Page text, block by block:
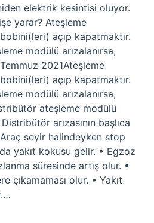
elektrik kesintisi oluyor.
yarar? Ateşleme
açıp kapatmaktır.
modülü arızalanırsa,
2021Ateşleme
açıp kapatmaktır.
modülü arızalanırsa,
ateşleme modülü
Distribütör arızasının başlıca
seyir halindeyken stop
yakıt kokusu gelir. • Egzoz
süresinde artış olur. •
çıkamaması olur. • Yakıt